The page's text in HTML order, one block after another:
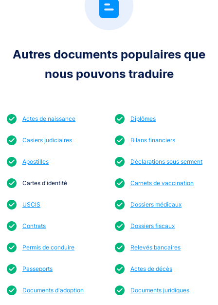
Autres documents populaires que
nous pouvons traduire
Actes de naissance Diplômes
Casiers judiciaires Bilans financiers
Apostilles Déclarations sous serment
Cartes d'identité Carnets de vaccination
USCIS Dossiers médicaux
Contrats Dossiers fiscaux
Permis de conduire Relevés bancaires
Passeports Actes de décès
Documents d'adoption Documents juridiques